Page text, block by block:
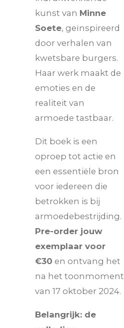
kunst van Minne
Soete, geïnspireerd
door verhalen van
kwetsbare burgers.
Haar werk maakt de
emoties en de
realiteit van
armoede tastbaar.
Dit boek is een
oproep tot actie en
een essentiële bron
voor iedereen die
betrokken is bij
armoedebestrijding.
Pre-order jouw
exemplaar voor
€30 en ontvang het
na het toonmoment
van 17 oktober 2024.
Belangrijk: de